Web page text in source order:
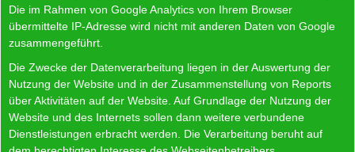
Die im Rahmen von Google Analytics von Ihrem Browser
übermittelte IP-Adresse wird nicht mit anderen Daten von Google
zusammengeführt.
Die Zwecke der Datenverarbeitung liegen in der Auswertung der
Nutzung der Website und in der Zusammenstellung von Reports
über Aktivitäten auf der Website. Auf Grundlage der Nutzung der
Website und des Internets sollen dann weitere verbundene
Dienstleistungen erbracht werden. Die Verarbeitung beruht auf